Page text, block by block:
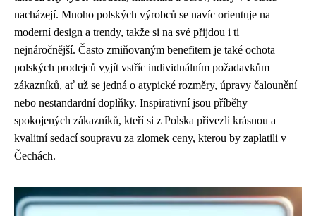
nacházejí. Mnoho polských výrobců se navíc orientuje na
moderní design a trendy, takže si na své přijdou i ti
nejnáročnější. Často zmiňovaným benefitem je také ochota
polských prodejců vyjít vstříc individuálním požadavkům
zákazníků, ať už se jedná o atypické rozměry, úpravy čalounění
nebo nestandardní doplňky. Inspirativní jsou příběhy
spokojených zákazníků, kteří si z Polska přivezli krásnou a
kvalitní sedací soupravu za zlomek ceny, kterou by zaplatili v
Čechách.